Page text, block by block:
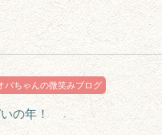
バちゃんの微笑みブログ
の年！